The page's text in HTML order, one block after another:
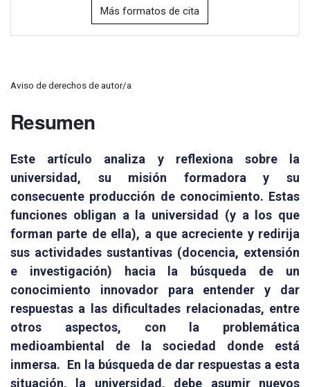
Más formatos de cita
Aviso de derechos de autor/a
Resumen
Este artículo analiza y reflexiona sobre la
universidad, su misión formadora y su
consecuente producción de conocimiento. Estas
funciones obligan a la universidad (y a los que
forman parte de ella), a que acreciente y redirija
sus actividades sustantivas (docencia, extensión
e investigación) hacia la búsqueda de un
conocimiento innovador para entender y dar
respuestas a las dificultades relacionadas, entre
otros aspectos, con la problemática
medioambiental de la sociedad donde está
inmersa. En la búsqueda de dar respuestas a esta
situación, la universidad, debe asumir nuevos